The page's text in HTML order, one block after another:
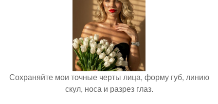
Сохраняйте мои точные черты лица, форму губ, линию
скул, носа и разрез глаз.